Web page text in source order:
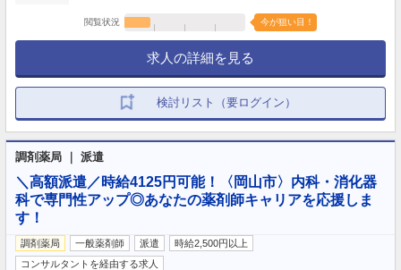
閲覧状況 今が狙い目！
求人の詳細を見る
検討リスト（要ログイン）
調剤薬局 ｜ 派遣
＼高額派遣／時給4125円可能！〈岡山市〉内科・消化器
科で専門性アップ◎あなたの薬剤師キャリアを応援しま
す！
調剤薬局 一般薬剤師 派遣
時給2,500円以上
コンサルタントを経由する求人